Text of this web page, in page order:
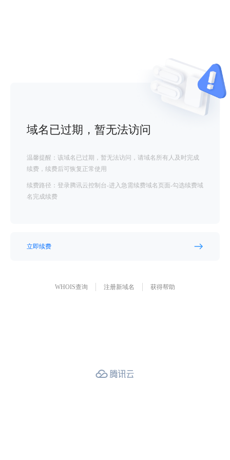
域名已过期，暂无法访问
温馨提醒：该域名已过期，暂无法访问，请域名所有人及时完成
续费，续费后可恢复正常使用
续费路径：登录腾讯云控制台-进入急需续费域名页面-勾选续费域
名完成续费
立即续费
WHOIS查询 注册新域名 获得帮助